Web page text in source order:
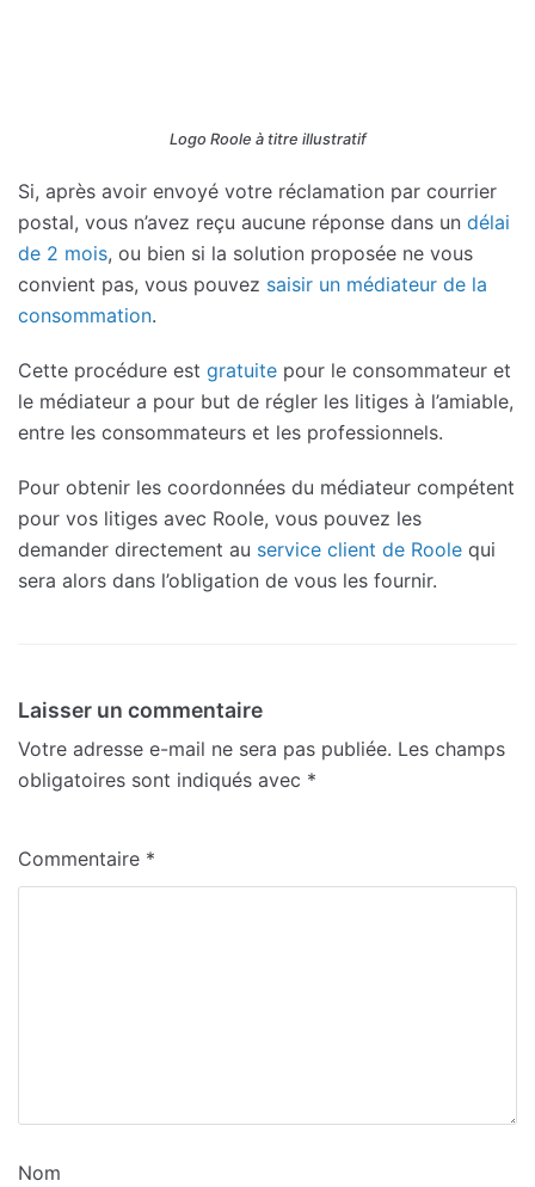
Logo Roole à titre illustratif
Si, après avoir envoyé votre réclamation par courrier
postal, vous n’avez reçu aucune réponse dans un délai
de 2 mois, ou bien si la solution proposée ne vous
convient pas, vous pouvez saisir un médiateur de la
consommation.
Cette procédure est gratuite pour le consommateur et
le médiateur a pour but de régler les litiges à l’amiable,
entre les consommateurs et les professionnels.
Pour obtenir les coordonnées du médiateur compétent
pour vos litiges avec Roole, vous pouvez les
demander directement au service client de Roole qui
sera alors dans l’obligation de vous les fournir.
Laisser un commentaire
Votre adresse e-mail ne sera pas publiée. Les champs
obligatoires sont indiqués avec *
Commentaire *
Nom